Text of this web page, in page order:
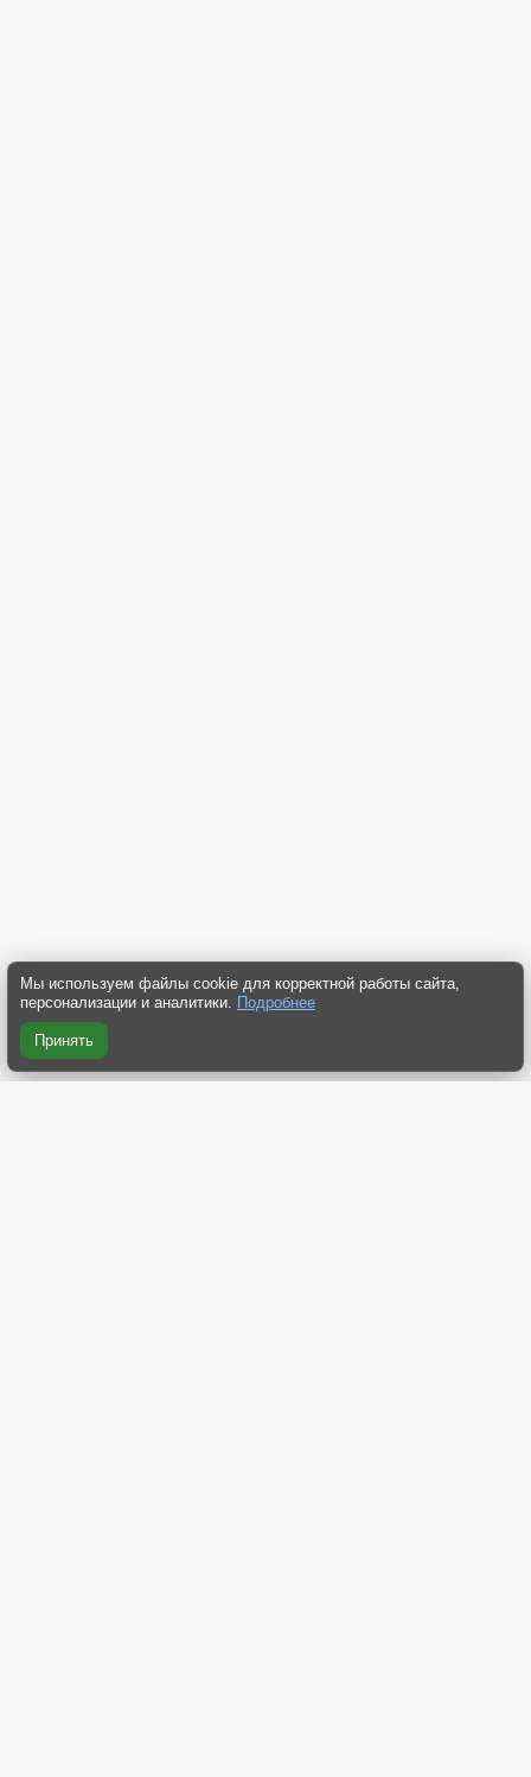
Мы используем файлы cookie для корректной работы сайта,
персонализации и аналитики. Подробнее
Принять